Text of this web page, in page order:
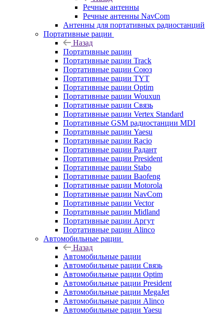
Речные антенны
Речные антенны NavCom
Антенны для портативных радиостанций
Портативные рации
Назад
Портативные рации
Портативные рации Track
Портативные рации Союз
Портативные рации TYT
Портативные рации Optim
Портативные рации Wouxun
Портативные рации Связь
Портативные рации Vertex Standard
Портативные GSM радиостанции MDI
Портативные рации Yaesu
Портативные рации Racio
Портативные рации Радант
Портативные рации President
Портативные рации Stabo
Портативные рации Baofeng
Портативные рации Motorola
Портативные рации NavCom
Портативные рации Vector
Портативные рации Midland
Портативные рации Аргут
Портативные рации Alinco
Автомобильные рации
Назад
Автомобильные рации
Автомобильные рации Связь
Автомобильные рации Optim
Автомобильные рации President
Автомобильные рации MegaJet
Автомобильные рации Alinco
Автомобильные рации Yaesu